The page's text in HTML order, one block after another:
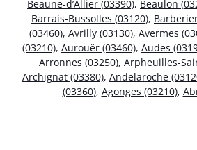
Beaune-d’Allier (03390), Beaulon
Barrais-Bussolles (03120),
(03460), Avrilly (03130), Avermes
(03210), Aurouër (03460), Audes
Arronnes (03250), Arpheuilles-
Archignat (03380), Andelaroche
(03360), Agonges (03210),